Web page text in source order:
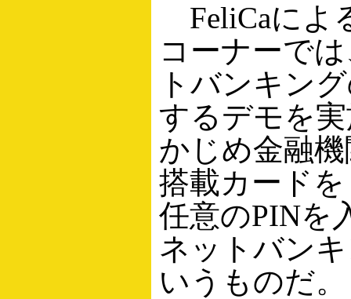
FeliCaによ
コーナーで
トバンキン
するデモを
かじめ金融
搭載カード
任意のPINを
ネットバン
いうものだ。